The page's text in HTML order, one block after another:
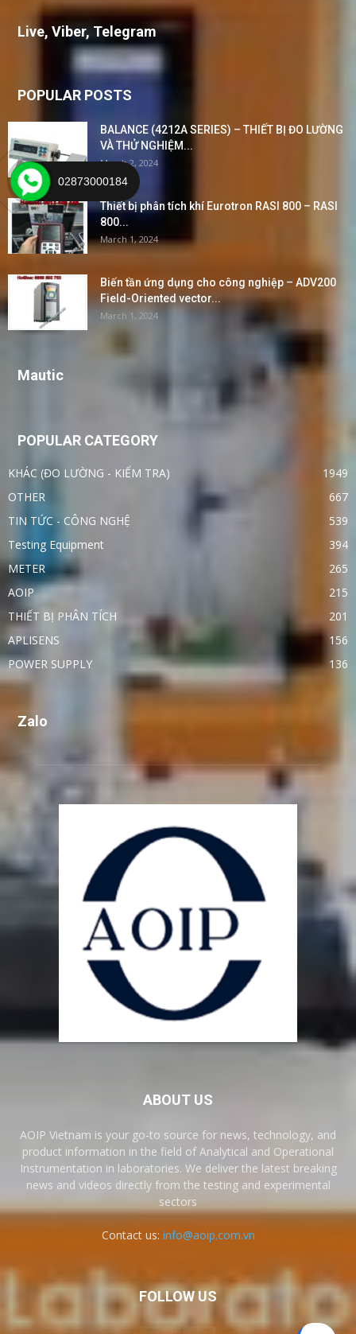
Live, Viber, Telegram
POPULAR POSTS
BALANCE (4212A SERIES) – THIẾT BỊ ĐO LƯỜNG
VÀ THỬ NGHIỆM...
March 2, 2024
Thiết bị phân tích khí Eurotron RASI 800 – RASI
800...
March 1, 2024
Biến tần ứng dụng cho công nghiệp – ADV200
Field-Oriented vector...
March 1, 2024
Mautic
POPULAR CATEGORY
KHÁC (ĐO LƯỜNG - KIỂM TRA)
1949
OTHER
667
TIN TỨC - CÔNG NGHỆ
539
Testing Equipment
394
METER
265
AOIP
215
THIẾT BỊ PHÂN TÍCH
201
APLISENS
156
POWER SUPPLY
136
Zalo
ABOUT US
AOIP Vietnam is your go-to source for news, technology, and
product information in the field of Analytical and Operational
Instrumentation in laboratories. We deliver the latest breaking
news and videos directly from the testing and experimental
sectors
Contact us: info@aoip.com.vn
FOLLOW US
02873000184